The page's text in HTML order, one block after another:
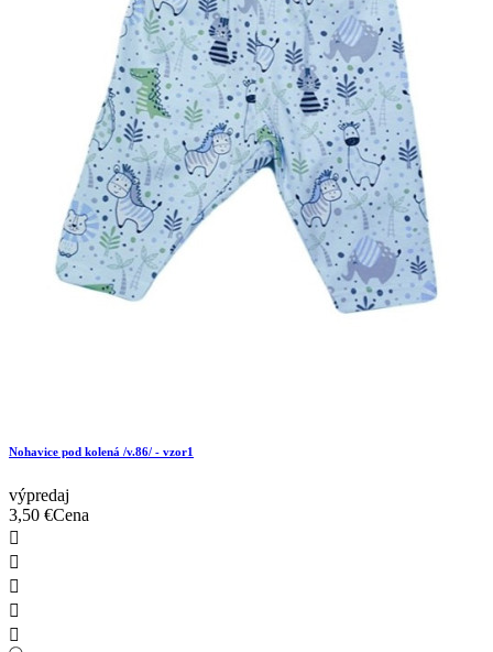
Nohavice pod kolená /v.86/ - vzor1
výpredaj
3,50 €Cena




